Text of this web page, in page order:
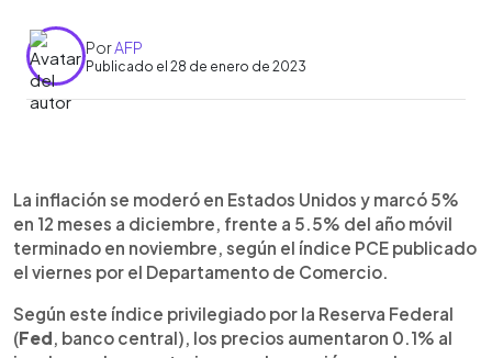
PorAFP
Publicado el 28 de enero de 2023
► Escuchar artículo
La inflación se moderó en Estados Unidos y marcó 5%
en 12 meses a diciembre, frente a 5.5% del año móvil
terminado en noviembre, según el índice PCE publicado
el viernes por el Departamento de Comercio.
Según este índice privilegiado por la Reserva Federal
(Fed, banco central), los precios aumentaron 0.1% al